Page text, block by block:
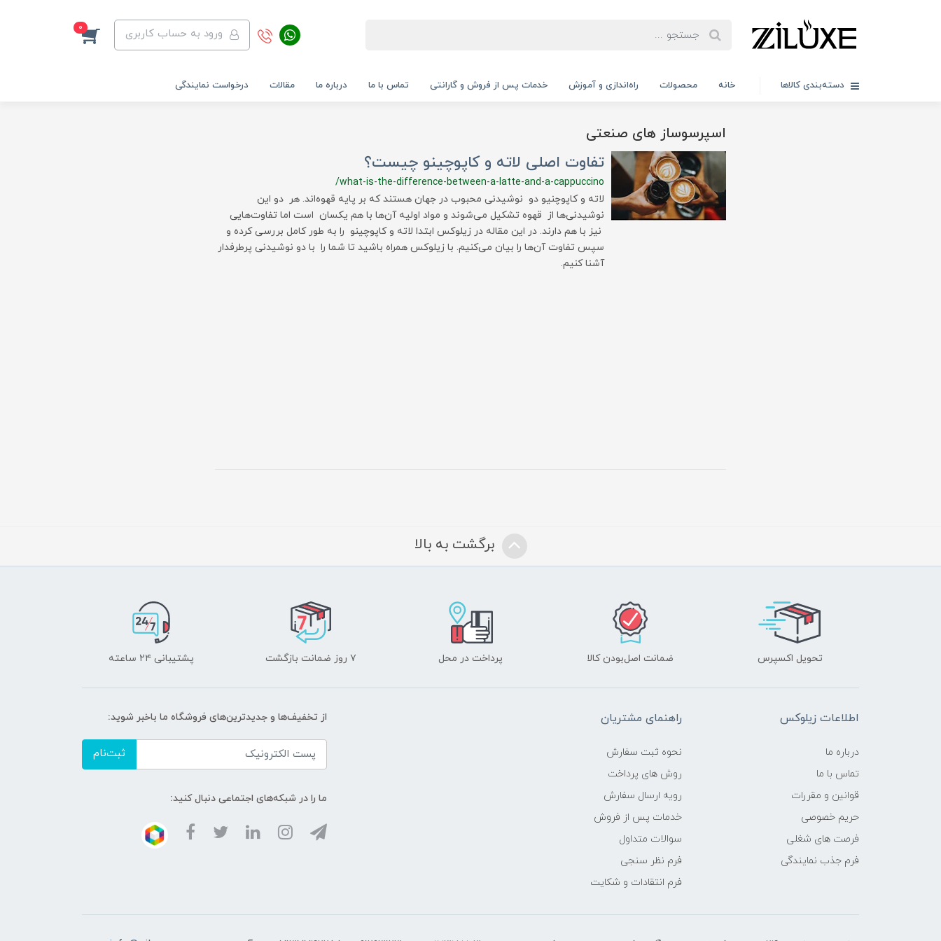
ورود به حساب کاربری 0
دسته‌بندی کالاها خانه محصولات راه‌اندازی و آموزش خدمات پس از فروش و گارانتی تماس با ما درباره ما مقالات درخواست نمایندگی
اسپرسوساز های صنعتی
تفاوت اصلی لاته و کاپوچینو چیست؟
/what-is-the-difference-between-a-latte-and-a-cappuccino
لاته و کاپوچنیو دو نوشیدنی محبوب در جهان هستند که بر پایه قهوه‌اند. هر دو این
نوشیدنی‌ها از قهوه تشکیل می‌شوند و مواد اولیه آن‌ها با هم یکسان است اما تفاوت‌هایی
نیز با هم دارند. در این مقاله در زیلوکس ابتدا لاته و کاپوچینو را به طور کامل بررسی کرده و
سپس تفاوت آن‌ها را بیان می‌کنیم. با زیلوکس همراه باشید تا شما را با دو نوشیدنی پرطرفدار
آشنا کنیم.
برگشت به بالا
تحویل اکسپرس ضمانت اصل‌بودن کالا پرداخت در محل ۷ روز ضمانت بازگشت پشتیبانی ۲۴ ساعته
اطلاعات زیلوکس
درباره ما
تماس با ما
قوانین و مقررات
حریم خصوصی
فرصت های شغلی
فرم جذب نمایندگی
راهنمای مشتریان
نحوه ثبت سفارش
روش های پرداخت
رویه ارسال سفارش
خدمات پس از فروش
سوالات متداول
فرم نظر سنجی
فرم انتقادات و شکایت
از تخفیف‌ها و جدیدترین‌های فروشگاه ما باخبر شوید:
ثبت‌نام
ما را در شبکه‌های اجتماعی دنبال کنید: